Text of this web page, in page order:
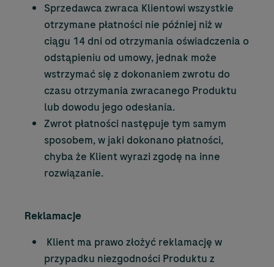
Sprzedawca zwraca Klientowi wszystkie
otrzymane płatności nie później niż w
ciągu 14 dni od otrzymania oświadczenia o
odstąpieniu od umowy, jednak może
wstrzymać się z dokonaniem zwrotu do
czasu otrzymania zwracanego Produktu
lub dowodu jego odesłania.
Zwrot płatności następuje tym samym
sposobem, w jaki dokonano płatności,
chyba że Klient wyrazi zgodę na inne
rozwiązanie.
Reklamacje
Klient ma prawo złożyć reklamację w
przypadku niezgodności Produktu z